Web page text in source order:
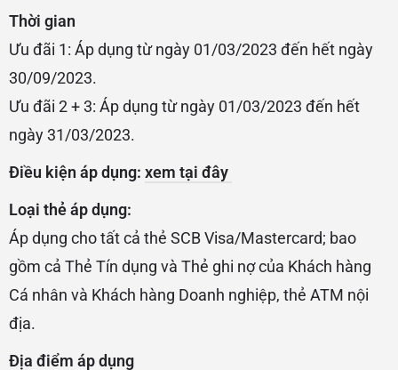
Thời gian
Ưu đãi 1: Áp dụng từ ngày 01/03/2023 đến hết ngày
30/09/2023.
Ưu đãi 2 + 3: Áp dụng từ ngày 01/03/2023 đến hết
ngày 31/03/2023.
Điều kiện áp dụng: xem tại đây
Loại thẻ áp dụng:
Áp dụng cho tất cả thẻ SCB Visa/Mastercard; bao
gồm cả Thẻ Tín dụng và Thẻ ghi nợ của Khách hàng
Cá nhân và Khách hàng Doanh nghiệp, thẻ ATM nội
địa.
Địa điểm áp dụng